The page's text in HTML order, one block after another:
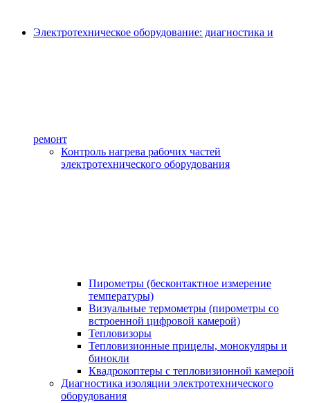
Электротехническое оборудование: диагностика и
ремонт
Контроль нагрева рабочих частей
электротехнического оборудования
Пирометры (бесконтактное измерение
температуры)
Визуальные термометры (пирометры со
встроенной цифровой камерой)
Тепловизоры
Тепловизионные прицелы, монокуляры и
бинокли
Квадрокоптеры с тепловизионной камерой
Диагностика изоляции электротехнического
оборудования